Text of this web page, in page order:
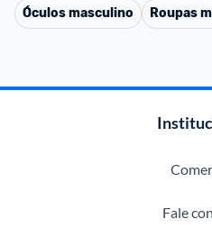
Óculos masculino
Roupas
Fale